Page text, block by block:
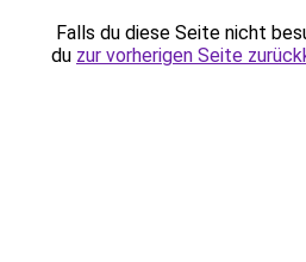
Falls du diese Seite nicht
du zur vorherigen Seite